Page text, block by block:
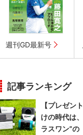
週刊GD最新号
記事ランキング
【プレゼン
けの時代は
ラスワン”の